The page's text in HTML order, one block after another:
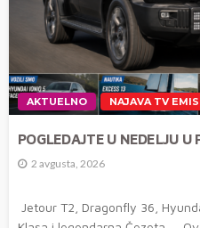
AKTUELNO NAJAVA TV
POGLEDAJTE U NEDELJU U
2 avgusta, 2026
Jetour T2, Dragonfly 36,